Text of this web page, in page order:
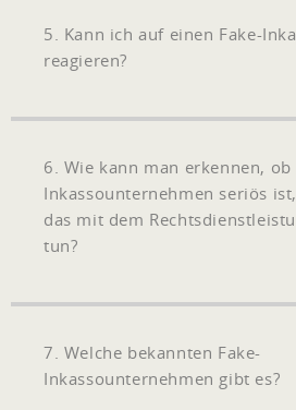
5. Kann ich auf einen Fake-
reagieren?
6. Wie kann man erkennen, ob
Inkassounternehmen seriös
das mit dem
tun?
7. Welche bekannten Fake-
Inkassounternehmen gibt es?